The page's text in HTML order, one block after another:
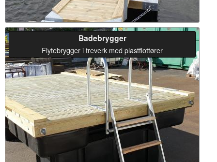
Badebrygger
Flytebrygger i treverk med plastflottører